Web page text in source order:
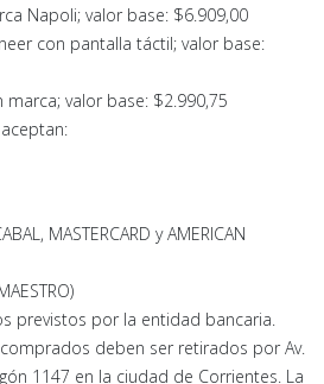
Napoli; valor base: $6.909,00
con pantalla táctil; valor base:
valor base: $2.990,75
MASTERCARD y AMERICAN
previstos por la entidad bancaria.
deben ser retirados por Av.
1147 en la ciudad de Corrientes. La